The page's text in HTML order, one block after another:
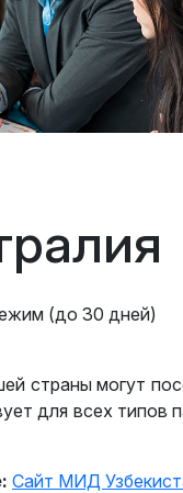
в
(до 30 дней)
страны могут
для всех типов
Сайт МИД